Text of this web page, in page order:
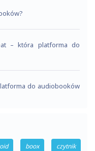
– która platforma do
do audiobooków
boox czytnik